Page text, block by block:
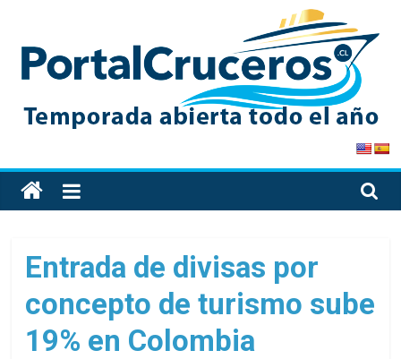
content
PortalCruceros
Toda
la
de
cruceros
en
solo
Entrada de divisas por
concepto de turismo sube
19% en Colombia